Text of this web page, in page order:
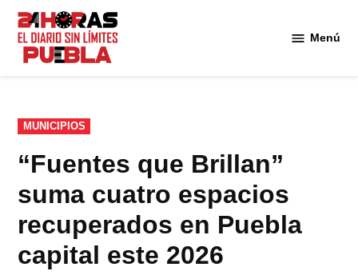
Saltar
contenido
Menú
PUBLICADO
EN
MUNICIPIOS
“Fuentes que Brillan”
suma cuatro espacios
recuperados en Puebla
capital este 2026